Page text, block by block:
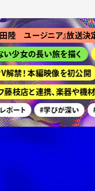
陸 ユージニア』放送決定
少女の長い旅を描く
禁！ 本編映像を初公開
枝店と連携、楽器や機
ポート #学びが深い